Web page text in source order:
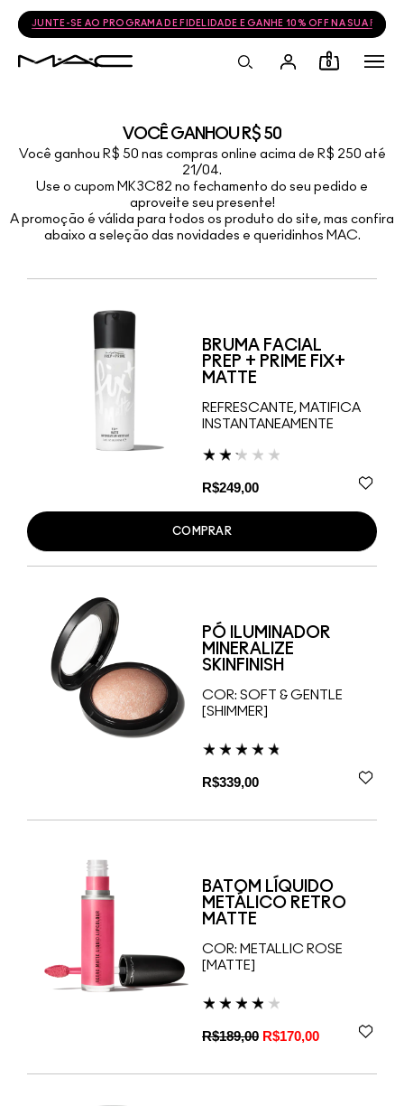
JUNTE-SE AO PROGRAMA DE FIDELIDADE E GANHE 10% OFF NA SUA
0
VOCÊ GANHOU R$ 50
Você ganhou R$ 50 nas compras online acima de R$ 250 até
21/04.
Use o cupom MK3C82 no fechamento do seu pedido e
aproveite seu presente!
A promoção é válida para todos os produto do site, mas confira
abaixo a seleção das novidades e queridinhos MAC.
BRUMA FACIAL
PREP + PRIME FIX+
MATTE
REFRESCANTE, MATIFICA
INSTANTANEAMENTE
R$249,00
COMPRAR
PÓ ILUMINADOR
MINERALIZE
SKINFINISH
COR: SOFT & GENTLE
[SHIMMER]
R$339,00
BATOM LÍQUIDO
METÁLICO RETRO
MATTE
COR: METALLIC ROSE
[MATTE]
R$189,00 R$170,00